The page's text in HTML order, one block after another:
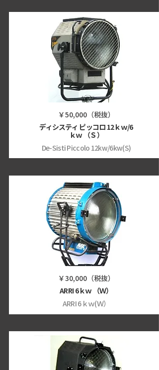
ディシスティ ピッコロ 12ｋｗ/6
ｋｗ （Ｓ）
￥50,000（税抜）
De-Sisti Piccolo 12kw/6kw(S)
ARRI 6ｋｗ （Ｗ）
￥30,000（税抜）
ARRI 6ｋｗ(Ｗ）